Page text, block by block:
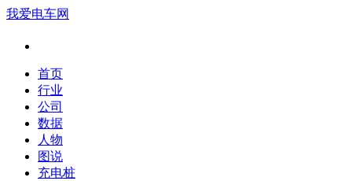
我爱电车网
首页
行业
公司
数据
人物
图说
充电桩